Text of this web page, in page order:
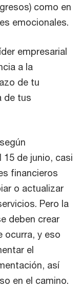
como en
emocionales.
empresarial
a la
de tu
de tus
15 de junio, casi
financieros
o actualizar
Pero la
deben crear
ocurra, y eso
el
así
en el camino.